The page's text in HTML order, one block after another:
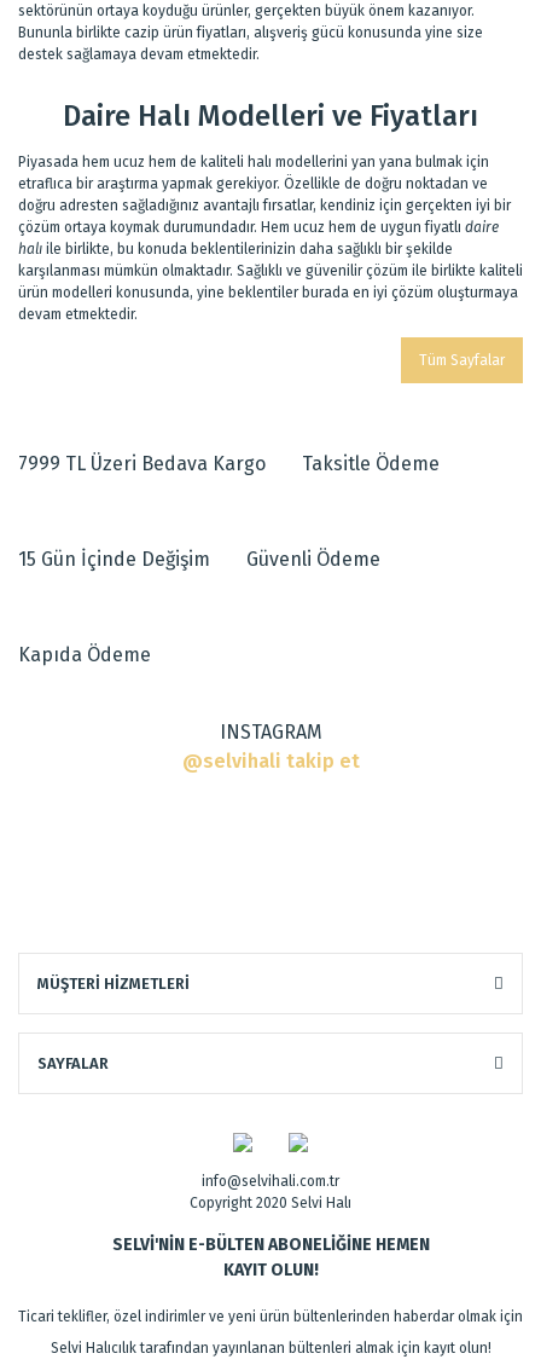
sektörünün ortaya koyduğu ürünler, gerçekten büyük önem kazanıyor.
Bununla birlikte cazip ürün fiyatları, alışveriş gücü konusunda yine size
destek sağlamaya devam etmektedir.
Daire Halı Modelleri ve Fiyatları
Piyasada hem ucuz hem de kaliteli halı modellerini yan yana bulmak için
etraflıca bir araştırma yapmak gerekiyor. Özellikle de doğru noktadan ve
doğru adresten sağladığınız avantajlı fırsatlar, kendiniz için gerçekten iyi bir
çözüm ortaya koymak durumundadır. Hem ucuz hem de uygun fiyatlı daire
halı ile birlikte, bu konuda beklentilerinizin daha sağlıklı bir şekilde
karşılanması mümkün olmaktadır. Sağlıklı ve güvenilir çözüm ile birlikte kaliteli
ürün modelleri konusunda, yine beklentiler burada en iyi çözüm oluşturmaya
devam etmektedir.
Tüm Sayfalar
7999 TL Üzeri Bedava Kargo Taksitle Ödeme
15 Gün İçinde Değişim Güvenli Ödeme
Kapıda Ödeme
INSTAGRAM
@selvihali takip et
MÜŞTERİ HİZMETLERİ
SAYFALAR
info@selvihali.com.tr
Copyright 2020 Selvi Halı
SELVİ'NİN E-BÜLTEN ABONELİĞİNE HEMEN
KAYIT OLUN!
Ticari teklifler, özel indirimler ve yeni ürün bültenlerinden haberdar olmak için
Selvi Halıcılık tarafından yayınlanan bültenleri almak için kayıt olun!